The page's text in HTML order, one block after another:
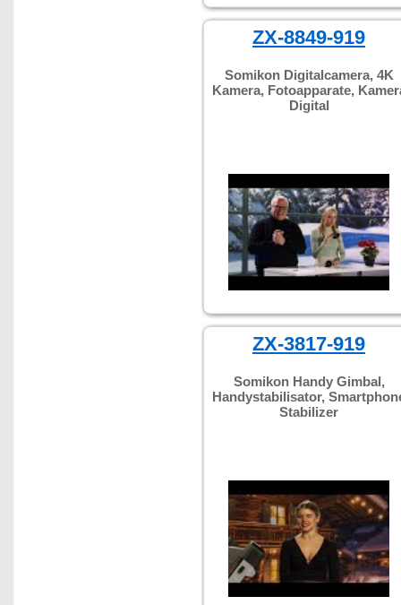
ZX-8849-919
Somikon Digitalcamera, 4K
Kamera, Fotoapparate,
Digital
ZX-3817-919
Somikon Handy Gimbal,
Handystabilisator,
Stabilizer